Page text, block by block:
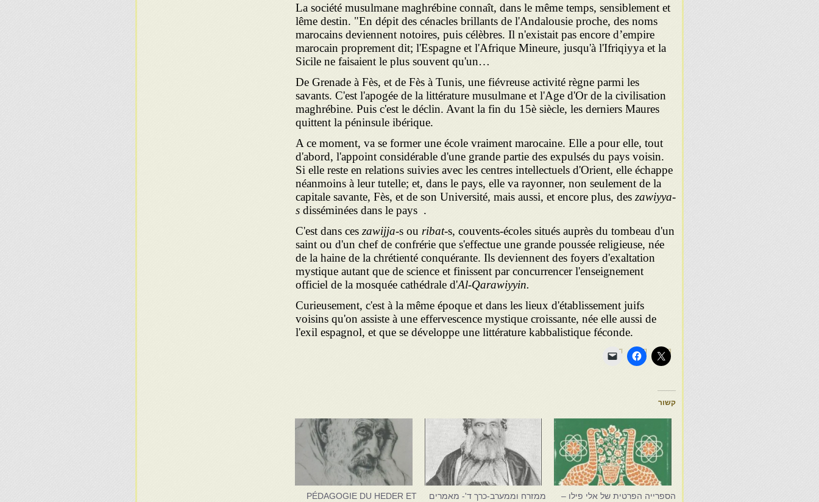
La société musulmane maghrébine connaît, dans le même temps, sensiblement et
lême destin. "En dépit des cénacles brillants de l'Anda­lousie proche, des noms
marocains deviennent notoires, puis célèbres. Il n'existait pas encore d’empire
marocain proprement dit; l'Espagne et l'Afrique Mineure, jusqu'à l'Ifriqiyya et la
Sicile ne faisaient le plus sou­vent qu'un…
De Grenade à Fès, et de Fès à Tunis, une fiévreuse acti­vité règne parmi les
savants. C'est l'apogée de la littérature musulmane et l'Age d'Or de la civilisation
maghrébine. Puis c'est le déclin. Avant la fin du 15è siècle, les derniers Maures
quittent la péninsule ibérique.
A ce moment, va se former une école vraiment marocaine. Elle a pour elle, tout
d'abord, l'appoint considérable d'une grande partie des expul­sés du pays voisin.
Si elle reste en relations suivies avec les centres intel­lectuels d'Orient, elle échappe
néanmoins à leur tutelle; et, dans le pays, elle va rayonner, non seulement de la
capitale savante, Fès, et de son Université, mais aussi, et encore plus, des zawiyya-
s disséminées dans le pays .
C'est dans ces zawijja-s ou ribat-s, couvents-écoles situés auprès du tombeau d'un
saint ou d'un chef de confrérie que s'effectue une grande poussée religieuse, née
de la haine de la chrétienté conqué­rante. Ils deviennent des foyers d'exaltation
mystique autant que de science et finissent par concurrencer l'enseignement
officiel de la mosquée cathédrale d'Al-Qarawiyyin.
Curieusement, c'est à la même époque et dans les lieux d'établissement juifs
voisins qu'on assiste à une effervescence mystique croissante, née elle aussi de
l'exil espagnol, et que se développe une littérature kabbalistique féconde.
קשור
הספרייה הפרטית של אלי פילו –
ממזרח וממערב-כרך ד'- מאמרים
PÉDAGOGIE DU HEDER ET